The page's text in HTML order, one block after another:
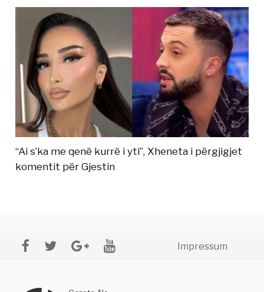
“Ai s’ka me qenë kurrë i yti”, Xheneta i përgjigjet
komentit për Gjestin
Impressum